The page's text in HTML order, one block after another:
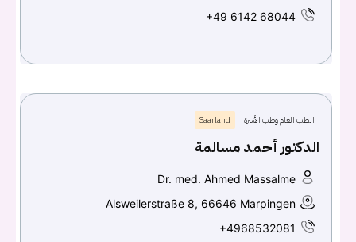
+49 6142 68044
الطب العام وطب الأسرة Saarland
الدكتور أحمد مسالمة
Dr. med. Ahmed Massalme
Alsweilerstraße 8, 66646 Marpingen
+4968532081